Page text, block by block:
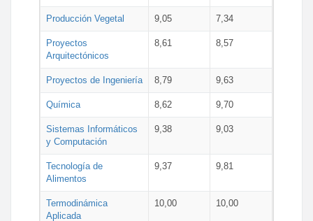
Producción Vegetal 9,05 7,34
Proyectos
Arquitectónicos
8,61 8,57
Proyectos de Ingeniería 8,79 9,63
Química 8,62 9,70
Sistemas Informáticos
y Computación
9,38 9,03
Tecnología de
Alimentos
9,37 9,81
Termodinámica
Aplicada
10,00 10,00